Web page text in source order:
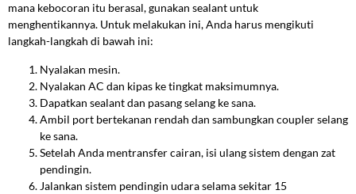
mana kebocoran itu berasal, gunakan sealant untuk
menghentikannya. Untuk melakukan ini, Anda harus mengikuti
langkah-langkah di bawah ini:
Nyalakan mesin.
Nyalakan AC dan kipas ke tingkat maksimumnya.
Dapatkan sealant dan pasang selang ke sana.
Ambil port bertekanan rendah dan sambungkan coupler selang
ke sana.
Setelah Anda mentransfer cairan, isi ulang sistem dengan zat
pendingin.
Jalankan sistem pendingin udara selama sekitar 15